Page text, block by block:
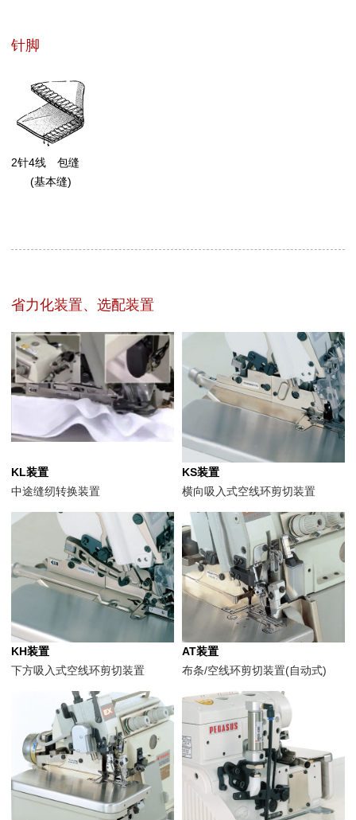
针脚
2针4线 包缝
(基本缝)
省力化装置、选配装置
KL装置
中途缝纫转换装置
KS装置
横向吸入式空线环剪切装置
KH装置
下方吸入式空线环剪切装置
AT装置
布条/空线环剪切装置(自动式)